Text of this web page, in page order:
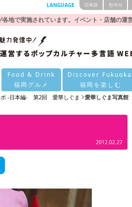
地で実施されています。イベント・店舗の運
LANGUAGE 日本語 한국어
Food & Drink
福岡グルメ
Discover
福岡を楽しむ
ボ -日本編- 第2回 愛華しぐま 愛華しぐま写真館
2012.02.27